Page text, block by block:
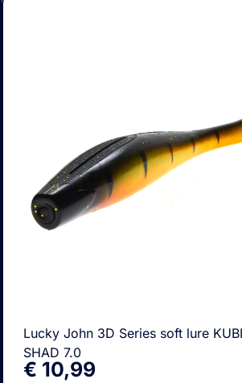
Lucky John 3D Series soft lure
SHAD 7.0
€ 10,99